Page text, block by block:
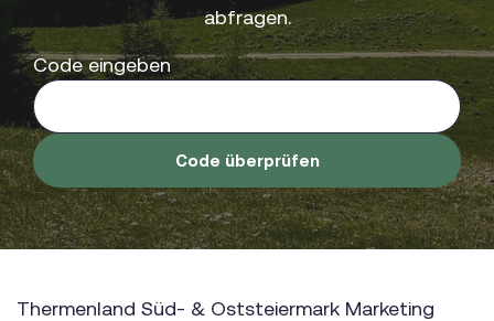
abfragen.
Code eingeben
Code überprüfen
Thermenland Süd- & Oststeiermark Marketing